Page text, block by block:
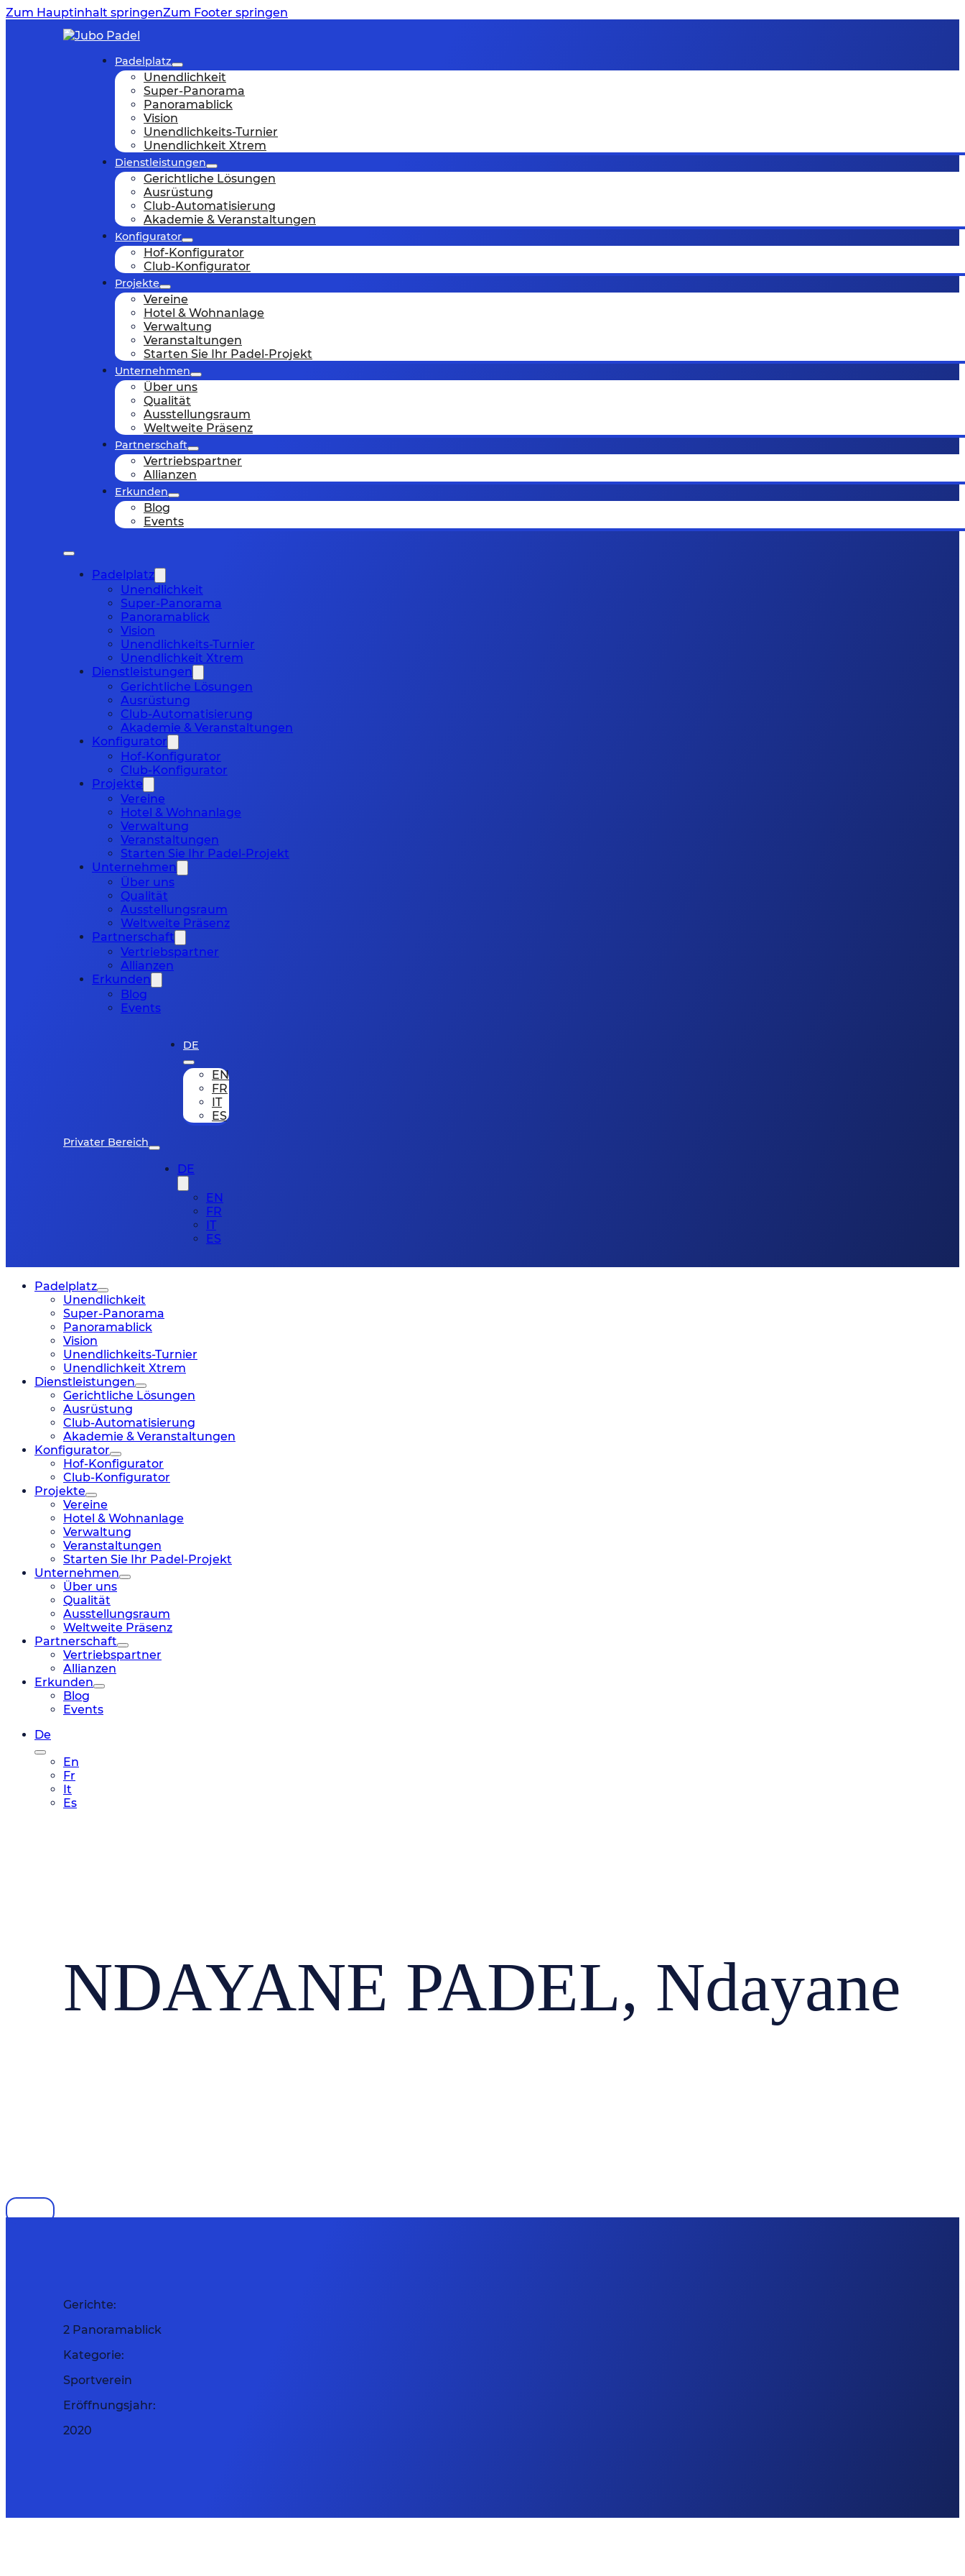
Zum Hauptinhalt springenZum Footer springen
Padelplatz
Unendlichkeit
Super-Panorama
Panoramablick
Vision
Unendlichkeits-Turnier
Unendlichkeit Xtrem
Dienstleistungen
Gerichtliche Lösungen
Ausrüstung
Club-Automatisierung
Akademie & Veranstaltungen
Konfigurator
Hof-Konfigurator
Club-Konfigurator
Projekte
Vereine
Hotel & Wohnanlage
Verwaltung
Veranstaltungen
Starten Sie Ihr Padel-Projekt
Unternehmen
Über uns
Qualität
Ausstellungsraum
Weltweite Präsenz
Partnerschaft
Vertriebspartner
Allianzen
Erkunden
Blog
Events
Padelplatz
Unendlichkeit
Super-Panorama
Panoramablick
Vision
Unendlichkeits-Turnier
Unendlichkeit Xtrem
Dienstleistungen
Gerichtliche Lösungen
Ausrüstung
Club-Automatisierung
Akademie & Veranstaltungen
Konfigurator
Hof-Konfigurator
Club-Konfigurator
Projekte
Vereine
Hotel & Wohnanlage
Verwaltung
Veranstaltungen
Starten Sie Ihr Padel-Projekt
Unternehmen
Über uns
Qualität
Ausstellungsraum
Weltweite Präsenz
Partnerschaft
Vertriebspartner
Allianzen
Erkunden
Blog
Events
Privater Bereich
DE
EN
FR
IT
ES
DE
EN
FR
IT
ES
Padelplatz
Unendlichkeit
Super-Panorama
Panoramablick
Vision
Unendlichkeits-Turnier
Unendlichkeit Xtrem
Dienstleistungen
Gerichtliche Lösungen
Ausrüstung
Club-Automatisierung
Akademie & Veranstaltungen
Konfigurator
Hof-Konfigurator
Club-Konfigurator
Projekte
Vereine
Hotel & Wohnanlage
Verwaltung
Veranstaltungen
Starten Sie Ihr Padel-Projekt
Unternehmen
Über uns
Qualität
Ausstellungsraum
Weltweite Präsenz
Partnerschaft
Vertriebspartner
Allianzen
Erkunden
Blog
Events
De
En
Fr
It
Es
NDAYANE PADEL, Ndayane
Gerichte:
2 Panoramablick
Kategorie:
Sportverein
Eröffnungsjahr:
2020